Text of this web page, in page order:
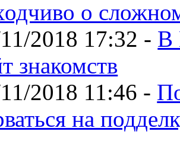
о
2018 17:32 - В
знакомств
2018 11:46 -
на